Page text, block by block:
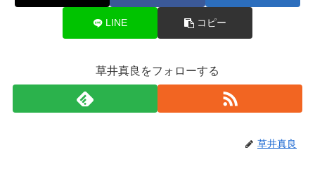
LINE コピー
草井真良をフォローする
草井真良